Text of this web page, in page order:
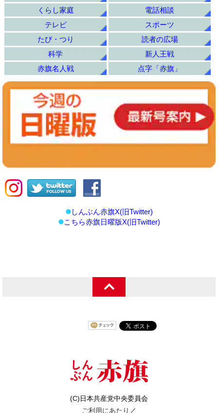
くらし家庭
電話相談
テレビ
スポーツ
たび・つり
読者の広場
科学
新人王戦
赤旗名人戦
点字「赤旗」
しんぶん赤旗X(旧Twitter)
こちら赤旗日曜版X(旧Twitter)
(C)日本共産党中央委員会
ご利用にあたり ／